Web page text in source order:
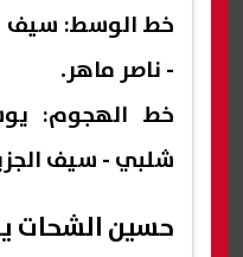
خط الوسط: سيف
- ناصر ماهر.
خط الهجوم:
شلبي - سيف
حسين الشحات